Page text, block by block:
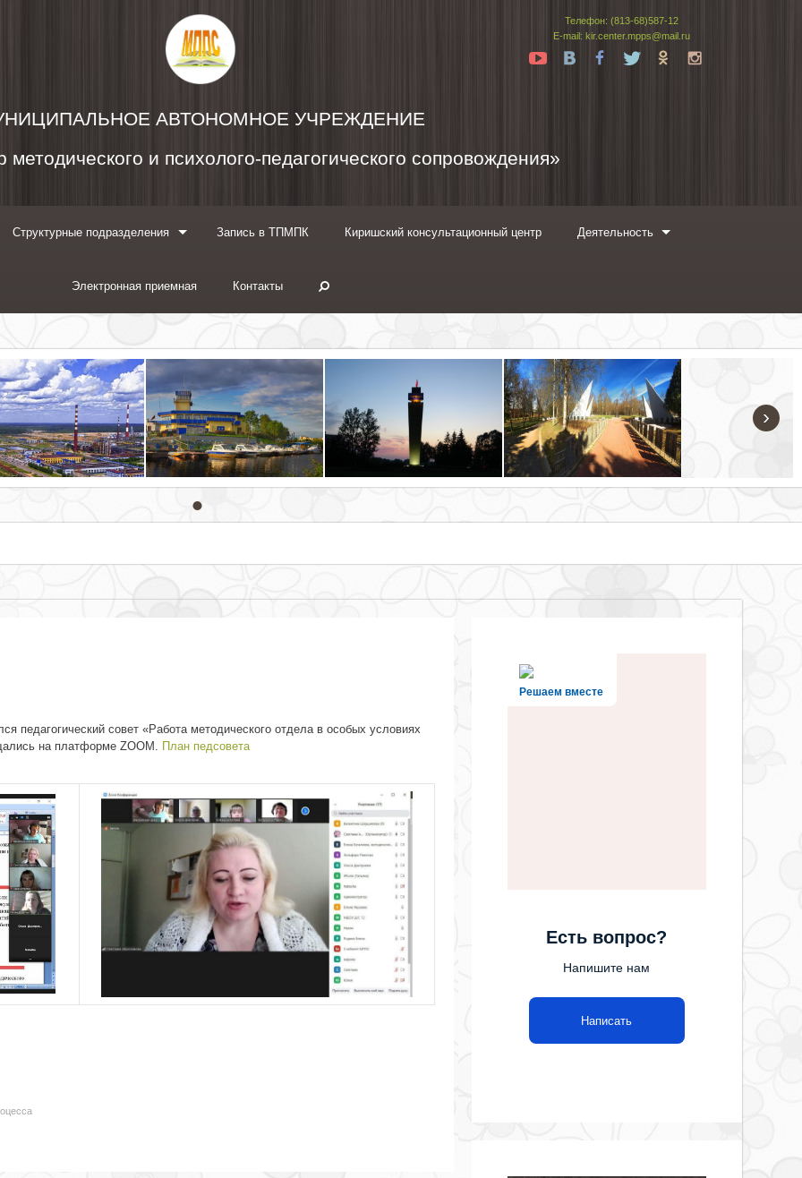
Телефон: (813-68)587-12
E-mail: kir.center.mpps@mail.ru
Yt
Tw
АВТОНОМНОЕ УЧРЕЖДЕНИЕ
и психолого-педагогического сопровождения»
Структурные подразделения Запись в ТПМПК Киришский консультационный центр Деятельность
Электронная приемная Контакты
›
совет «Работа методического отдела в особых условиях
на платформе ZOOM. План педсовета
Решаем вместе
Есть вопрос?
Напишите нам
Написать